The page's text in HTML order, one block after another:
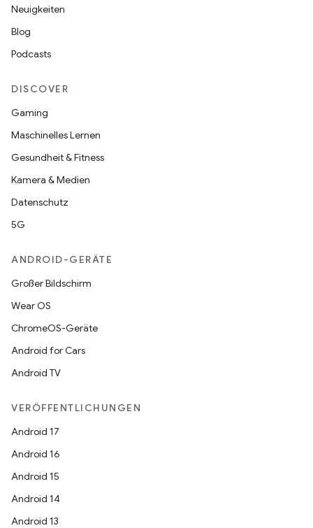
Neuigkeiten
Blog
Podcasts
DISCOVER
Gaming
Maschinelles Lernen
Gesundheit & Fitness
Kamera & Medien
Datenschutz
5G
ANDROID-GERÄTE
Großer Bildschirm
Wear OS
ChromeOS-Geräte
Android for Cars
Android TV
VERÖFFENTLICHUNGEN
Android 17
Android 16
Android 15
Android 14
Android 13